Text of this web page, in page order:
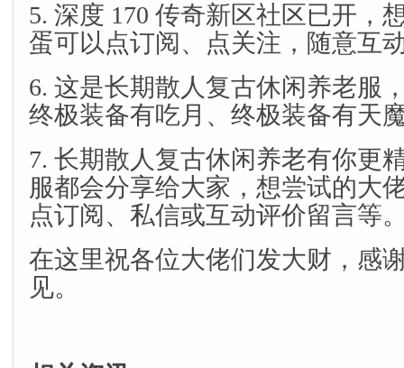
5. 深度 170 传奇新区社区已开，
蛋可以点订阅、点关注，随意互
6. 这是长期散人复古休闲养老服
终极装备有吃月、终极装备有天
7. 长期散人复古休闲养老有你更
服都会分享给大家，想尝试的大
点订阅、私信或互动评价留言等
在这里祝各位大佬们发大财，感
见。